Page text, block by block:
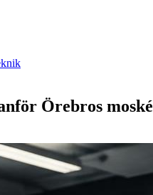
Örebros moské